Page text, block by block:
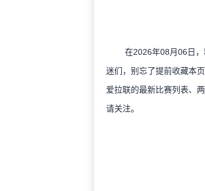
在2026年08月06日
迷们，别忘了提前收藏本
爱拉联的最新比赛列表、
请关注。